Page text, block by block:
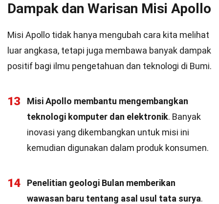
Dampak dan Warisan Misi Apollo
Misi Apollo tidak hanya mengubah cara kita melihat
luar angkasa, tetapi juga membawa banyak dampak
positif bagi ilmu pengetahuan dan teknologi di Bumi.
13
Misi Apollo membantu mengembangkan
teknologi komputer dan elektronik. Banyak
inovasi yang dikembangkan untuk misi ini
kemudian digunakan dalam produk konsumen.
14
Penelitian geologi Bulan memberikan
wawasan baru tentang asal usul tata surya.